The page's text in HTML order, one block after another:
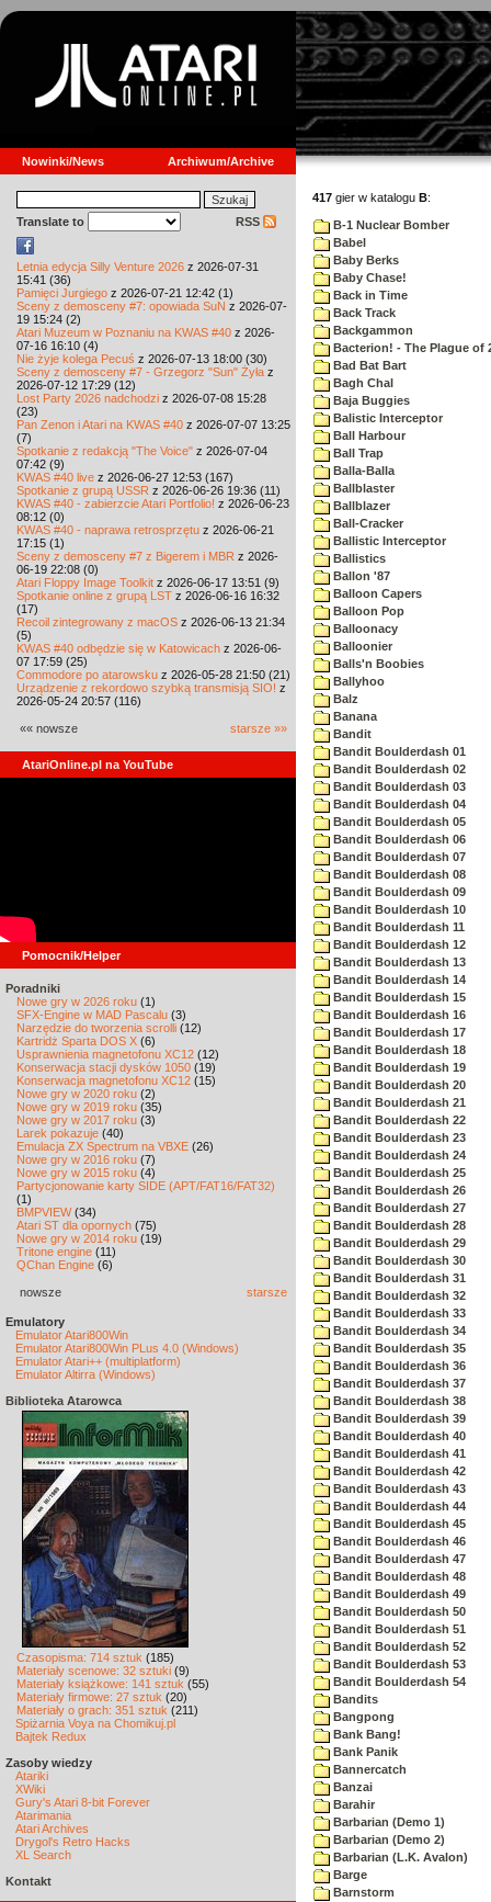
Nowinki/News Archiwum/Archive
Translate to RSS
Letnia edycja Silly Venture 2026 z 2026-07-31
15:41 (36)
Pamięci Jurgiego z 2026-07-21 12:42 (1)
Sceny z demosceny #7: opowiada SuN z 2026-07-
19 15:24 (2)
Atari Muzeum w Poznaniu na KWAS #40 z 2026-
07-16 16:10 (4)
Nie żyje kolega Pecuś z 2026-07-13 18:00 (30)
Sceny z demosceny #7 - Grzegorz "Sun" Żyła z
2026-07-12 17:29 (12)
Lost Party 2026 nadchodzi z 2026-07-08 15:28
(23)
Pan Zenon i Atari na KWAS #40 z 2026-07-07 13:25
(7)
Spotkanie z redakcją "The Voice" z 2026-07-04
07:42 (9)
KWAS #40 live z 2026-06-27 12:53 (167)
Spotkanie z grupą USSR z 2026-06-26 19:36 (11)
KWAS #40 - zabierzcie Atari Portfolio! z 2026-06-23
08:12 (0)
KWAS #40 - naprawa retrosprzętu z 2026-06-21
17:15 (1)
Sceny z demosceny #7 z Bigerem i MBR z 2026-
06-19 22:08 (0)
Atari Floppy Image Toolkit z 2026-06-17 13:51 (9)
Spotkanie online z grupą LST z 2026-06-16 16:32
(17)
Recoil zintegrowany z macOS z 2026-06-13 21:34
(5)
KWAS #40 odbędzie się w Katowicach z 2026-06-
07 17:59 (25)
Commodore po atarowsku z 2026-05-28 21:50 (21)
Urządzenie z rekordowo szybką transmisją SIO! z
2026-05-24 20:57 (116)
«« nowsze starsze »»
AtariOnline.pl na YouTube
Pomocnik/Helper
Poradniki
Nowe gry w 2026 roku (1)
SFX-Engine w MAD Pascalu (3)
Narzędzie do tworzenia scrolli (12)
Kartridż Sparta DOS X (6)
Usprawnienia magnetofonu XC12 (12)
Konserwacja stacji dysków 1050 (19)
Konserwacja magnetofonu XC12 (15)
Nowe gry w 2020 roku (2)
Nowe gry w 2019 roku (35)
Nowe gry w 2017 roku (3)
Larek pokazuje (40)
Emulacja ZX Spectrum na VBXE (26)
Nowe gry w 2016 roku (7)
Nowe gry w 2015 roku (4)
Partycjonowanie karty SIDE (APT/FAT16/FAT32)
(1)
BMPVIEW(34)
Atari ST dla opornych (75)
Nowe gry w 2014 roku (19)
Tritone engine (11)
QChan Engine (6)
nowsze starsze
Emulatory
Emulator Atari800Win
Emulator Atari800Win PLus 4.0 (Windows)
Emulator Atari++ (multiplatform)
Emulator Altirra (Windows)
Biblioteka Atarowca
Czasopisma: 714 sztuk (185)
Materiały scenowe: 32 sztuki (9)
Materiały książkowe: 141 sztuk (55)
Materiały firmowe: 27 sztuk (20)
Materiały o grach: 351 sztuk (211)
Spiżarnia Voya na Chomikuj.pl
Bajtek Redux
Zasoby wiedzy
Atariki
XWiki
Gury's Atari 8-bit Forever
Atarimania
Atari Archives
Drygol's Retro Hacks
XL Search
Kontakt
417 gier w katalogu B:
B-1 Nuclear Bomber
Babel
Baby Berks
Baby Chase!
Back in Time
Back Track
Backgammon
Bacterion! - The Plague of
Bad Bat Bart
Bagh Chal
Baja Buggies
Balistic Interceptor
Ball Harbour
Ball Trap
Balla-Balla
Ballblaster
Ballblazer
Ball-Cracker
Ballistic Interceptor
Ballistics
Ballon '87
Balloon Capers
Balloon Pop
Balloonacy
Balloonier
Balls'n Boobies
Ballyhoo
Balz
Banana
Bandit
Bandit Boulderdash 01
Bandit Boulderdash 02
Bandit Boulderdash 03
Bandit Boulderdash 04
Bandit Boulderdash 05
Bandit Boulderdash 06
Bandit Boulderdash 07
Bandit Boulderdash 08
Bandit Boulderdash 09
Bandit Boulderdash 10
Bandit Boulderdash 11
Bandit Boulderdash 12
Bandit Boulderdash 13
Bandit Boulderdash 14
Bandit Boulderdash 15
Bandit Boulderdash 16
Bandit Boulderdash 17
Bandit Boulderdash 18
Bandit Boulderdash 19
Bandit Boulderdash 20
Bandit Boulderdash 21
Bandit Boulderdash 22
Bandit Boulderdash 23
Bandit Boulderdash 24
Bandit Boulderdash 25
Bandit Boulderdash 26
Bandit Boulderdash 27
Bandit Boulderdash 28
Bandit Boulderdash 29
Bandit Boulderdash 30
Bandit Boulderdash 31
Bandit Boulderdash 32
Bandit Boulderdash 33
Bandit Boulderdash 34
Bandit Boulderdash 35
Bandit Boulderdash 36
Bandit Boulderdash 37
Bandit Boulderdash 38
Bandit Boulderdash 39
Bandit Boulderdash 40
Bandit Boulderdash 41
Bandit Boulderdash 42
Bandit Boulderdash 43
Bandit Boulderdash 44
Bandit Boulderdash 45
Bandit Boulderdash 46
Bandit Boulderdash 47
Bandit Boulderdash 48
Bandit Boulderdash 49
Bandit Boulderdash 50
Bandit Boulderdash 51
Bandit Boulderdash 52
Bandit Boulderdash 53
Bandit Boulderdash 54
Bandits
Bangpong
Bank Bang!
Bank Panik
Bannercatch
Banzai
Barahir
Barbarian (Demo 1)
Barbarian (Demo 2)
Barbarian (L.K. Avalon)
Barge
Barnstorm